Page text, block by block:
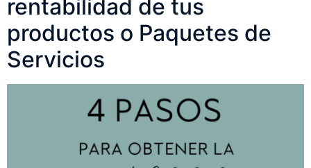
rentabilidad de tus
productos o Paquetes de
Servicios